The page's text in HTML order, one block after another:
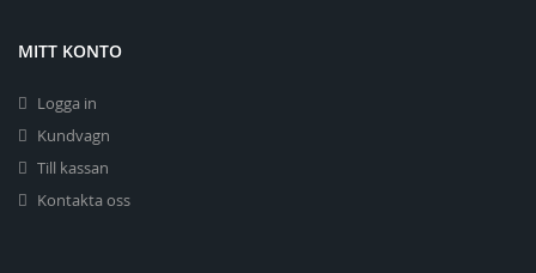
MITT KONTO
Logga in
Kundvagn
Till kassan
Kontakta oss